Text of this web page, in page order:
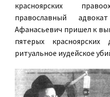
красноярских
православный
Афанасьевич пришел к
пятерых
ритуальное иудейское